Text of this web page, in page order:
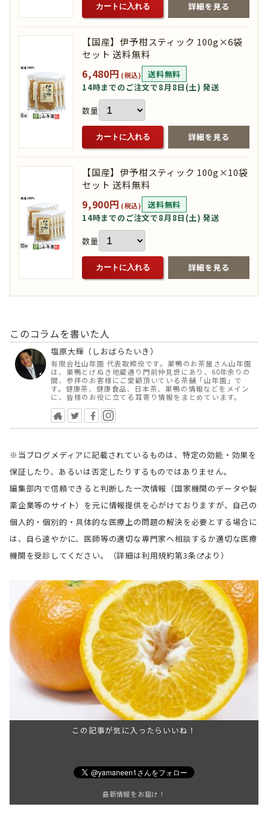
カートに入れる 詳細を見る
【国産】伊予柑スティック 100g×6袋
セット 送料無料
6,480円 (税込)
送料無料
14時までのご注文で8月8日(土) 発送
数量
カートに入れる 詳細を見る
【国産】伊予柑スティック 100g×10袋
セット 送料無料
9,900円 (税込)
送料無料
14時までのご注文で8月8日(土) 発送
数量
カートに入れる 詳細を見る
このコラムを書いた人
塩原大輝（しおばらたいき）
有限会社山年園 代表取締役です。巣鴨のお茶屋さん山年園
は、巣鴨とげぬき地蔵通り門前仲見世にあり、60年余りの
間、参拝のお客様にご愛顧頂いている茶舗「山年園」で
す。健康茶、健康食品、日本茶、巣鴨の情報などをメイン
に、皆様のお役に立てる耳寄り情報をまとめています。
※当ブログメディアに記載されているものは、特定の効能・効果を
保証したり、あるいは否定したりするものではありません。
編集部内で信頼できると判断した一次情報（国家機関のデータや製
薬企業等のサイト）を元に情報提供を心がけておりますが、自己の
個人的・個別的・具体的な医療上の問題の解決を必要とする場合に
は、自ら速やかに、医師等の適切な専門家へ相談するか適切な医療
機関を受診してください。（詳細は利用規約第3条 より）
この記事が気に入ったらいいね！
最新情報をお届け！